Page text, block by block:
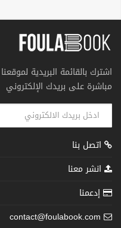
اشترك بالقائمة البريدية
مباشرة على بريدك الإلكتروني
اتصل بنا
انشر معنا
إدعمنا
contact@foulabook.com